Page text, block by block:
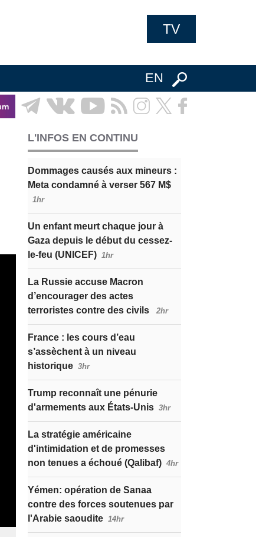
TV
EN
L'INFOS EN CONTINU
Dommages causés aux mineurs :
Meta condamné à verser 567 M$
1hr
Un enfant meurt chaque jour à
Gaza depuis le début du cessez-
le-feu (UNICEF) 1hr
La Russie accuse Macron
d’encourager des actes
terroristes contre des civils
2hr
France : les cours d’eau
s’assèchent à un niveau
historique 3hr
Trump reconnaît une pénurie
d'armements aux États-Unis 3hr
La stratégie américaine
d'intimidation et de promesses
non tenues a échoué (Qalibaf) 4hr
Yémen: opération de Sanaa
contre des forces soutenues par
l'Arabie saoudite 14hr